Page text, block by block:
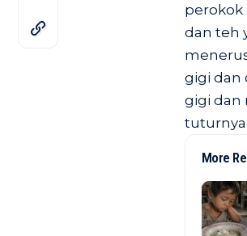
perokok
dan teh
gigi dan
gigi dan
tuturnya
More